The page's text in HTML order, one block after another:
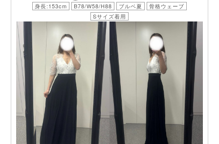
身長:153cm B78/W58/H88 ブルベ夏
骨格ウェーブ
Sサイズ着用